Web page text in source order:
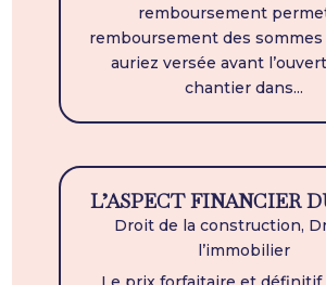
remboursement
remboursement des sommes
auriez versée avant
chantier dans...
L’ASPECT FINANCIER
Droit de la construction,
l’immobilier